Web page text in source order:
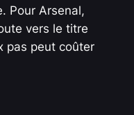
Pour Arsenal,
vers le titre
pas peut coûter